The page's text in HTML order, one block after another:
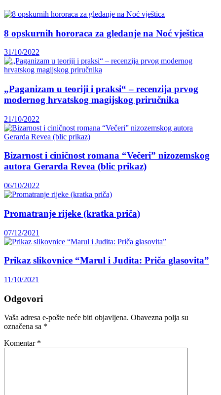
8 opskurnih hororaca za gledanje na Noć vještica
31/10/2022
„Paganizam u teoriji i praksi“ – recenzija prvog
modernog hrvatskog magijskog priručnika
21/10/2022
Bizarnost i ciničnost romana “Večeri” nizozemskog
autora Gerarda Revea (blic prikaz)
06/10/2022
Promatranje rijeke (kratka priča)
07/12/2021
Prikaz slikovnice “Marul i Judita: Priča glasovita”
11/10/2021
Odgovori
Vaša adresa e-pošte neće biti objavljena. Obavezna polja su
označena sa *
Komentar *